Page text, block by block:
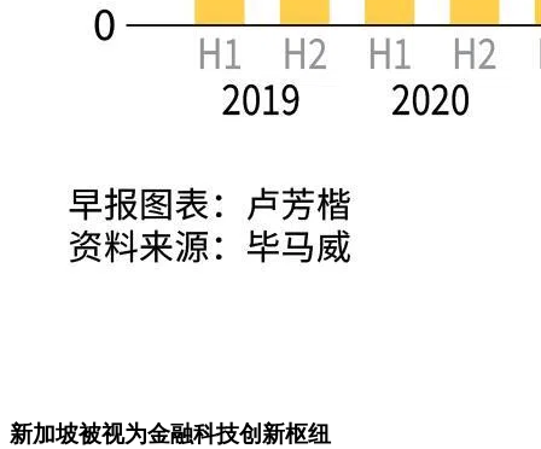
新加坡被视为金融科技创新枢纽